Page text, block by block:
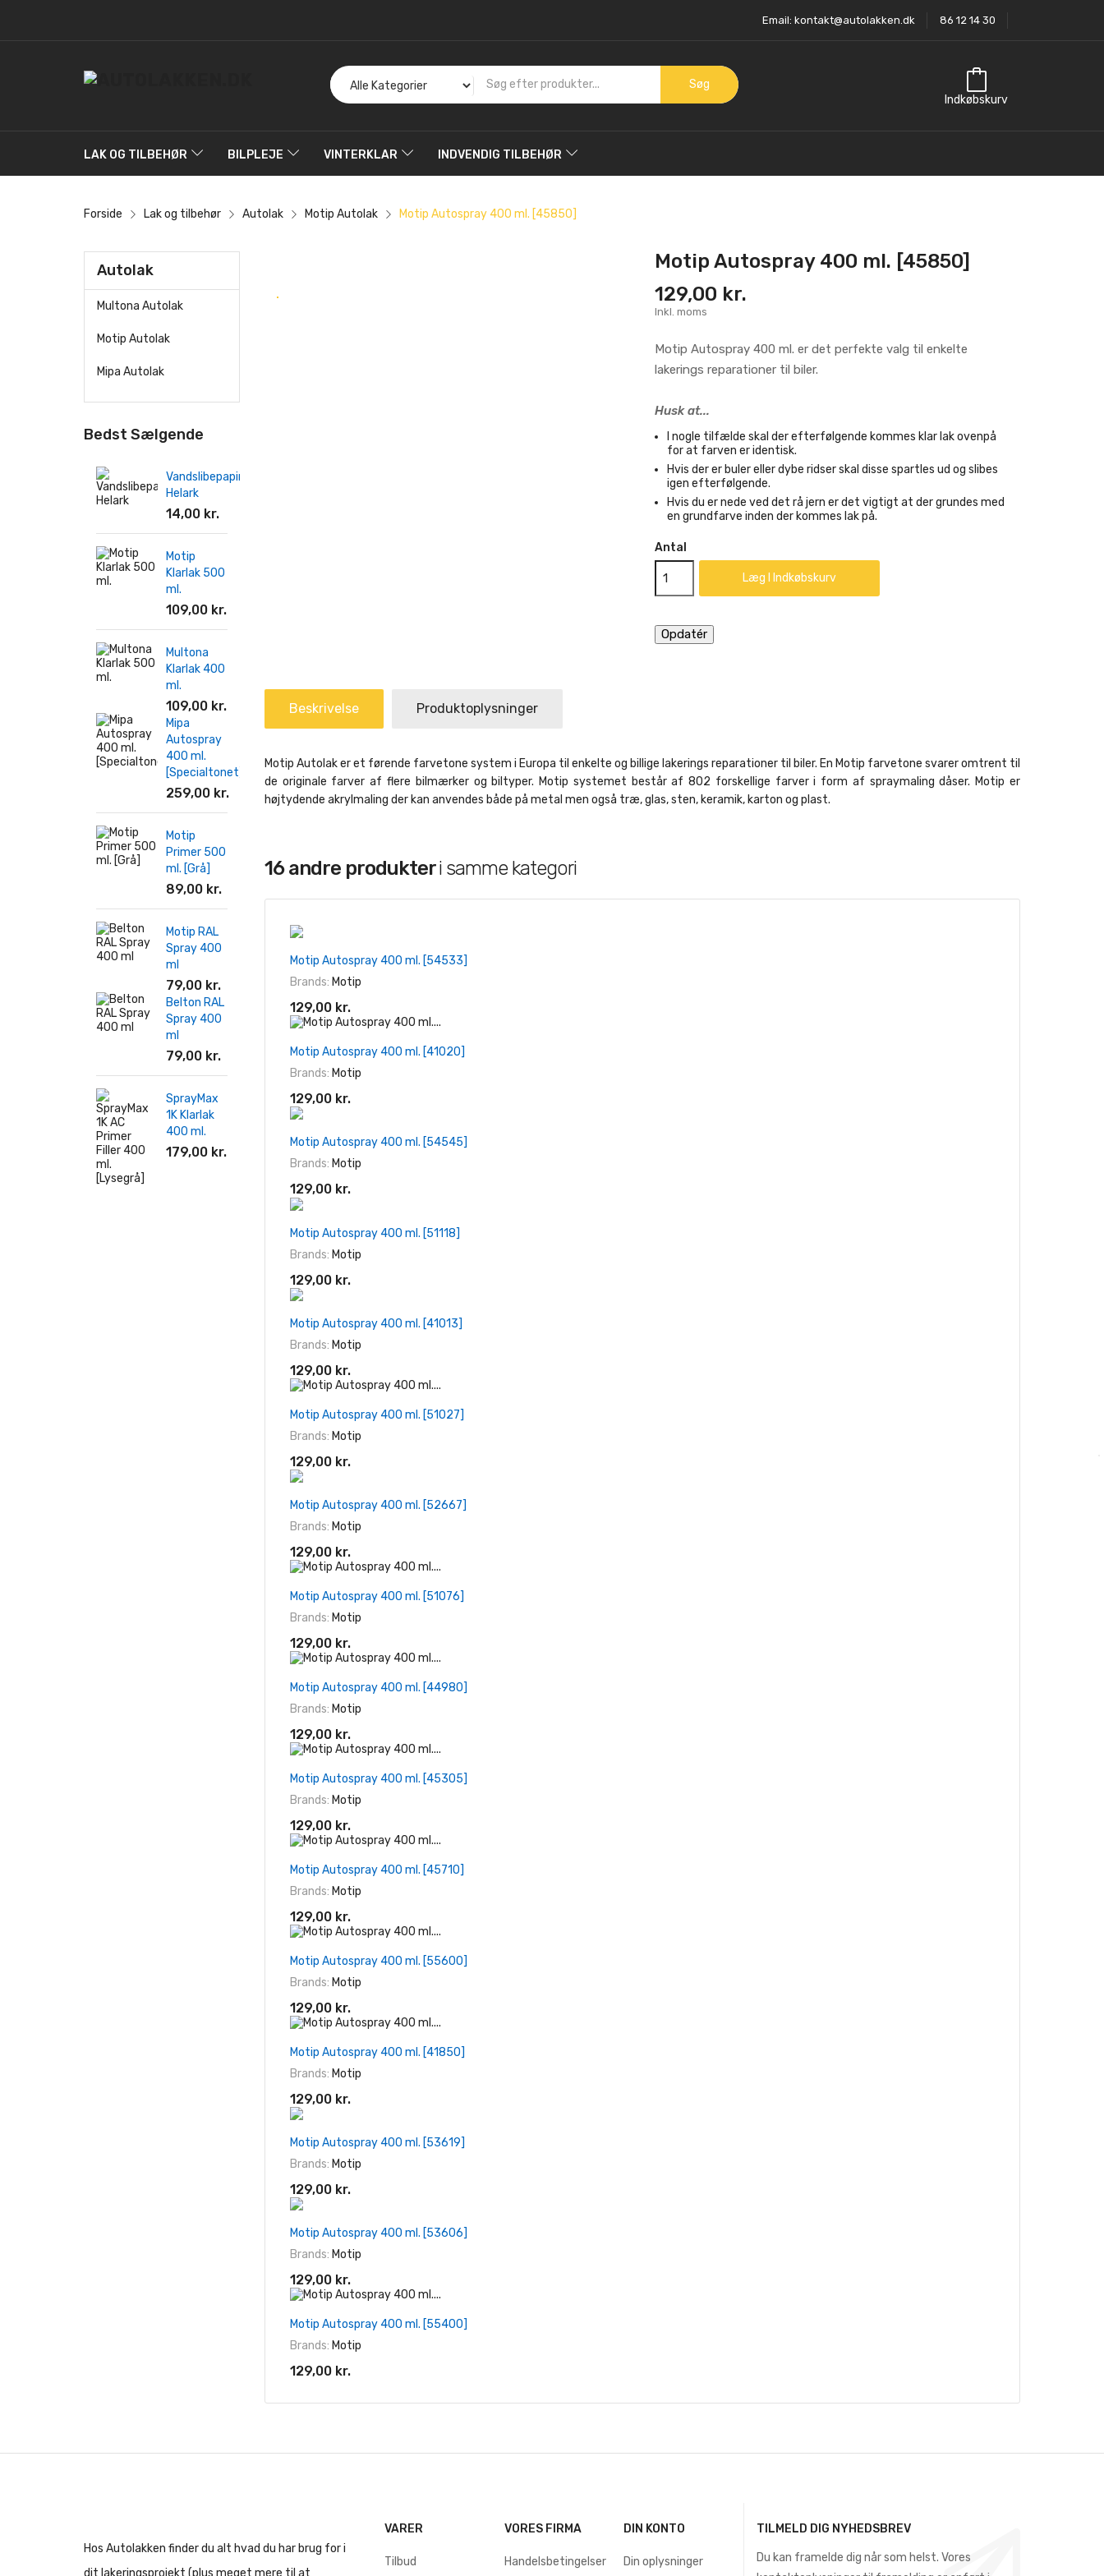
86 12 14 30
Email: kontakt@autolakken.dk
Søg
Indkøbskurv
LAK OG TILBEHØR BILPLEJE VINTERKLAR INDVENDIG TILBEHØR
Forside Lak og tilbehør Autolak Motip Autolak Motip Autospray 400 ml. [45850]
Autolak
Multona Autolak
Motip Autolak
Mipa Autolak
Bedst Sælgende
Vandslibepapir
Helark
14,00 kr.
Motip
Klarlak 500
ml.
109,00 kr.
Multona
Klarlak 400
ml.
109,00 kr.
Mipa
Autospray
400 ml.
[Specialtonet]
259,00 kr.
Motip
Primer 500
ml. [Grå]
89,00 kr.
Motip RAL
Spray 400
ml
79,00 kr.
Belton RAL
Spray 400
ml
79,00 kr.
SprayMax
1K Klarlak
400 ml.
179,00 kr.
Motip Autospray 400 ml. [45850]
129,00 kr.
Inkl. moms
Motip Autospray 400 ml. er det perfekte valg til enkelte
lakerings reparationer til biler.
Husk at...
I nogle tilfælde skal der efterfølgende kommes klar lak ovenpå
for at farven er identisk.
Hvis der er buler eller dybe ridser skal disse spartles ud og slibes
igen efterfølgende.
Hvis du er nede ved det rå jern er det vigtigt at der grundes med
en grundfarve inden der kommes lak på.
Antal
Læg I Indkøbskurv
Beskrivelse Produktoplysninger
Motip Autolak er et førende farvetone system i Europa til enkelte og billige lakerings reparationer til biler. En Motip farvetone svarer omtrent til
de originale farver af flere bilmærker og biltyper. Motip systemet består af 802 forskellige farver i form af spraymaling dåser. Motip er
højtydende akrylmaling der kan anvendes både på metal men også træ, glas, sten, keramik, karton og plast.
16 andre produkteri samme kategori
Motip Autospray 400 ml. [54533]
Brands: Motip
129,00 kr.
Motip Autospray 400 ml. [41020]
Brands: Motip
129,00 kr.
Motip Autospray 400 ml. [54545]
Brands: Motip
129,00 kr.
Motip Autospray 400 ml. [51118]
Brands: Motip
129,00 kr.
Motip Autospray 400 ml. [41013]
Brands: Motip
129,00 kr.
Motip Autospray 400 ml. [51027]
Brands: Motip
129,00 kr.
Motip Autospray 400 ml. [52667]
Brands: Motip
129,00 kr.
Motip Autospray 400 ml. [51076]
Brands: Motip
129,00 kr.
Motip Autospray 400 ml. [44980]
Brands: Motip
129,00 kr.
Motip Autospray 400 ml. [45305]
Brands: Motip
129,00 kr.
Motip Autospray 400 ml. [45710]
Brands: Motip
129,00 kr.
Motip Autospray 400 ml. [55600]
Brands: Motip
129,00 kr.
Motip Autospray 400 ml. [41850]
Brands: Motip
129,00 kr.
Motip Autospray 400 ml. [53619]
Brands: Motip
129,00 kr.
Motip Autospray 400 ml. [53606]
Brands: Motip
129,00 kr.
Motip Autospray 400 ml. [55400]
Brands: Motip
129,00 kr.
Hos Autolakken finder du alt hvad du har brug for i
VARER
Tilbud
VORES FIRMA
Handelsbetingelser
DIN KONTO
Din oplysninger
TILMELD DIG NYHEDSBREV
Du kan framelde dig når som helst. Vores